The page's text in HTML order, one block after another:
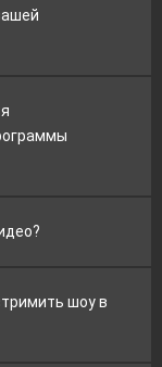
шоу в